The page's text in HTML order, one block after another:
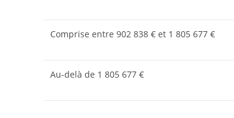
Comprise entre 902 838 € et 1 805 677 €
Au-delà de 1 805 677 €